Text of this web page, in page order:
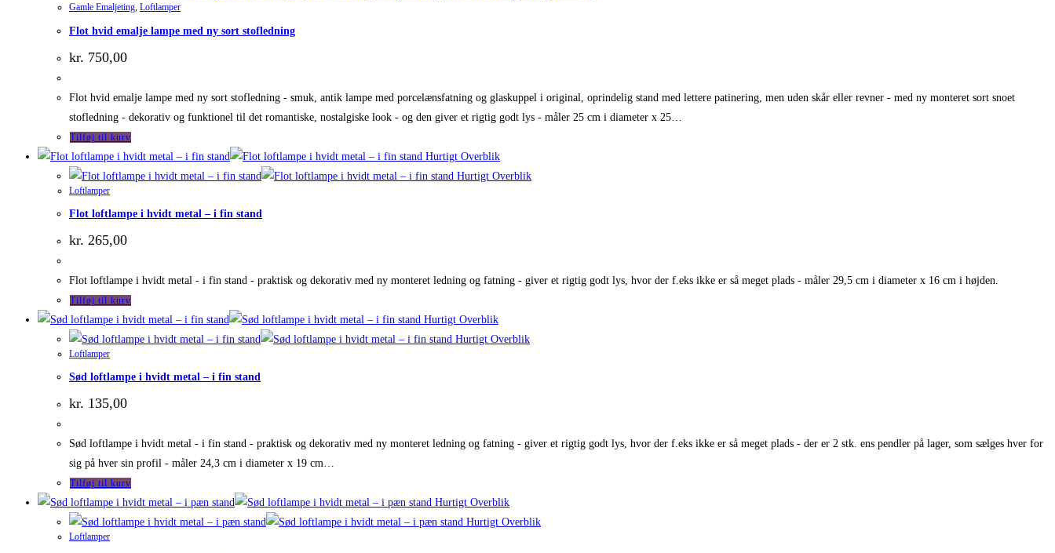
Gamle Emaljeting, Loftlamper
Flot hvid emalje lampe med ny sort stofledning
kr. 750,00
Flot hvid emalje lampe med ny sort stofledning - smuk, antik lampe med porcelænsfatning og glaskuppel i original, oprindelig stand med lettere patinering, men uden skår eller revner - med ny monteret sort snoet
stofledning - dekorativ og funktionel til det romantiske, nostalgiske look - og den giver et rigtig godt lys - måler 25 cm i diameter x 25…
Tilføj til kurv
Hurtigt Overblik
Hurtigt Overblik
Loftlamper
Flot loftlampe i hvidt metal – i fin stand
kr. 265,00
Flot loftlampe i hvidt metal - i fin stand - praktisk og dekorativ med ny monteret ledning og fatning - giver et rigtig godt lys, hvor der f.eks ikke er så meget plads - måler 29,5 cm i diameter x 16 cm i højden.
Tilføj til kurv
Hurtigt Overblik
Hurtigt Overblik
Loftlamper
Sød loftlampe i hvidt metal – i fin stand
kr. 135,00
Sød loftlampe i hvidt metal - i fin stand - praktisk og dekorativ med ny monteret ledning og fatning - giver et rigtig godt lys, hvor der f.eks ikke er så meget plads - der er 2 stk. ens pendler på lager, som sælges hver for
sig på hver sin profil - måler 24,3 cm i diameter x 19 cm…
Tilføj til kurv
Hurtigt Overblik
Hurtigt Overblik
Loftlamper